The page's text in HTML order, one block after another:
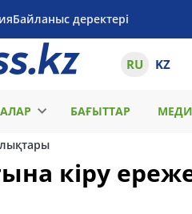
Байланыс деректері
RU KZ
БАҒЫТТАР
кіру